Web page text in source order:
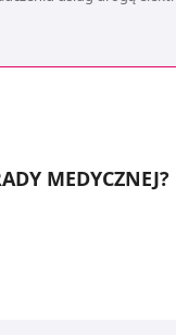
MEDYCZNEJ?